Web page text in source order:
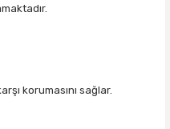
korumasını sağlar.